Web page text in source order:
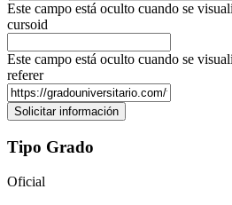
Este campo está oculto cuando se
cursoid
Este campo está oculto cuando se
referer
Tipo Grado
Oficial